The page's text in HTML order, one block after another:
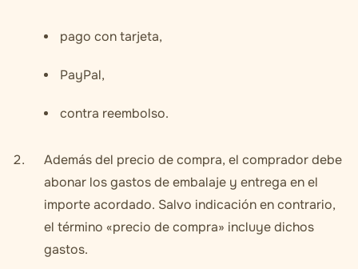
pago con tarjeta,
PayPal,
contra reembolso.
Además del precio de compra, el comprador debe
abonar los gastos de embalaje y entrega en el
importe acordado. Salvo indicación en contrario,
el término «precio de compra» incluye dichos
gastos.